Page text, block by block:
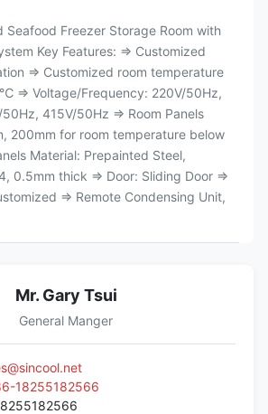
Seafood Freezer Storage Room with
Key Features: ⇒ Customized
⇒ Customized room temperature
⇒ Voltage/Frequency: 220V/50Hz,
415V/50Hz ⇒ Room Panels
200mm for room temperature below
Material: Prepainted Steel,
0.5mm thick ⇒ Door: Sliding Door ⇒
⇒ Remote Condensing Unit,
Mr. Gary Tsui
General Manger
18255182566